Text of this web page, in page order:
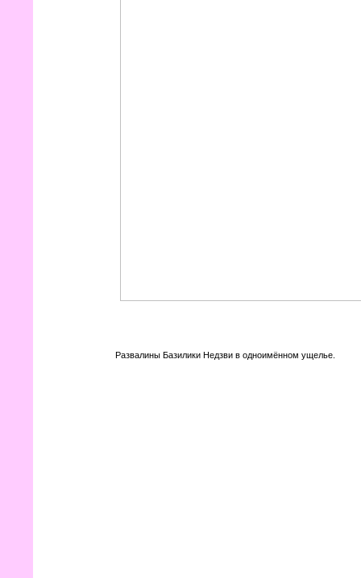
Развалины Базилики Недзви в одноимённом ущелье.